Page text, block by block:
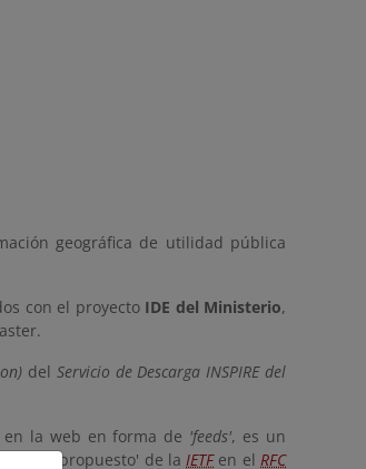
geográfica de utilidad pública
con el proyecto IDE del Ministerio,
del Servicio de Descarga INSPIRE del
la web en forma de 'feeds', es un
propuesto' de laIETFen elRFC